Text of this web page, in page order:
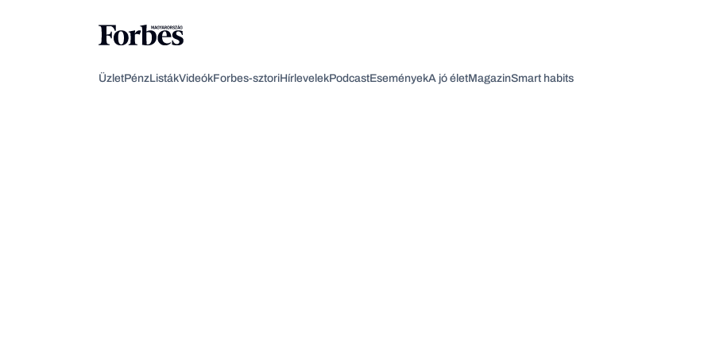
ÜzletPénzListákVideókForbes-sztoriHírlevelekPodcastEseményekA jó életMagazinSmart habits